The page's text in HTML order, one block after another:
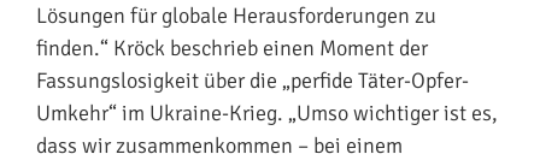
Lösungen für globale Herausforderungen zu
finden.“ Kröck beschrieb einen Moment der
Fassungslosigkeit über die „perfide Täter-Opfer-
Umkehr“ im Ukraine-Krieg. „Umso wichtiger ist es,
dass wir zusammenkommen – bei einem